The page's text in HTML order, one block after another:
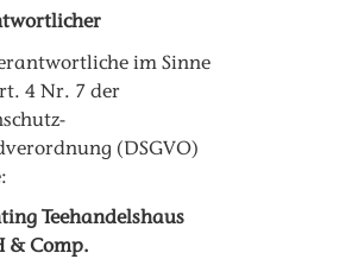
im Sinne
4 Nr. 7 der
(DSGVO)
Teehandelshaus
& Comp.